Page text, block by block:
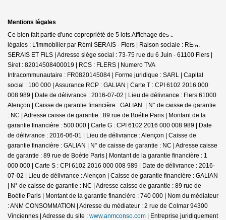
Mentions légales
Ce bien fait partie d'une copropriété de 5 lots.Affichage des informations
légales : L'immobilier par Rémi SERAIS - Flers | Raison sociale : REMI
SERAIS ET FILS | Adresse siège social : 73-75 rue du 6 Juin - 61100 Flers |
Siret : 82014508400019 | RCS : FLERS | Numero TVA
Intracommunautaire : FR0820145084 | Forme juridique : SARL | Capital
social : 100 000 | Assurance RCP : GALIAN | Carte T : CPI 6102 2016 000
008 989 | Date de délivrance : 2016-07-02 | Lieu de délivrance : Flers 61000
Alençon | Caisse de garantie financière : GALIAN. | N° de caisse de garantie
: NC | Adresse caisse de garantie : 89 rue de Boétie Paris | Montant de la
garantie financière : 500 000 | Carte G : CPI 6102 2016 000 008 989 | Date
de délivrance : 2016-06-01 | Lieu de délivrance : Alençon | Caisse de
garantie financière : GALIAN | N° de caisse de garantie : NC | Adresse caisse
de garantie : 89 rue de Boétie Paris | Montant de la garantie financière : 1
000 000 | Carte S : CPI 6102 2016 000 008 989 | Date de délivrance : 2016-
07-02 | Lieu de délivrance : Alençon | Caisse de garantie financière : GALIAN
| N° de caisse de garantie : NC | Adresse caisse de garantie : 89 rue de
Boétie Paris | Montant de la garantie financière : 740 000 | Nom du médiateur
: ANM CONSOMMATION | Adresse du médiateur : 2 rue de Colmar 94300
Vinciennes | Adresse du site : www.anmconso.com | Entreprise juridiquement